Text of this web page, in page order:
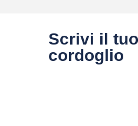
Scrivi il
cordoglio